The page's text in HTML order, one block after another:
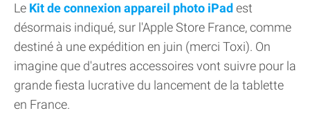
Le Kit de connexion appareil photo iPad est
désormais indiqué, sur l'Apple Store France, comme
destiné à une expédition en juin (merci Toxi). On
imagine que d'autres accessoires vont suivre pour la
grande fiesta lucrative du lancement de la tablette
en France.